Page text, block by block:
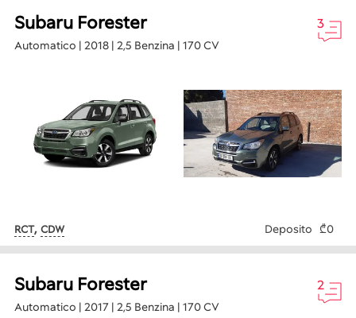
Subaru Forester
Automatico | 2018 | 2,5 Benzina | 170 CV
3
RCT, CDW Deposito ₾0
Subaru Forester
Automatico | 2017 | 2,5 Benzina | 170 CV
2